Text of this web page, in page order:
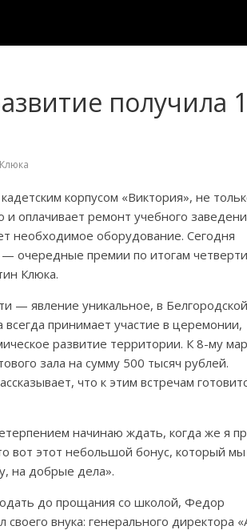
получила
корпусом «Виктория», не
оплачивает ремонт учебного
необходимое оборудование. Сегодня
очередные премии по итогам четверти
Клюка.
— явление уникальное, в Белгородской
всегда принимает участие в церемонии,
развитие территории. К 8-му
зала на сумму 500 тысяч рублей.
что к этим встречам
начинаю ждать, когда же я
вот этот небольшой бонус, который мы
на добрые дела».
до прощания со школой, Федор
внука: генерального директора